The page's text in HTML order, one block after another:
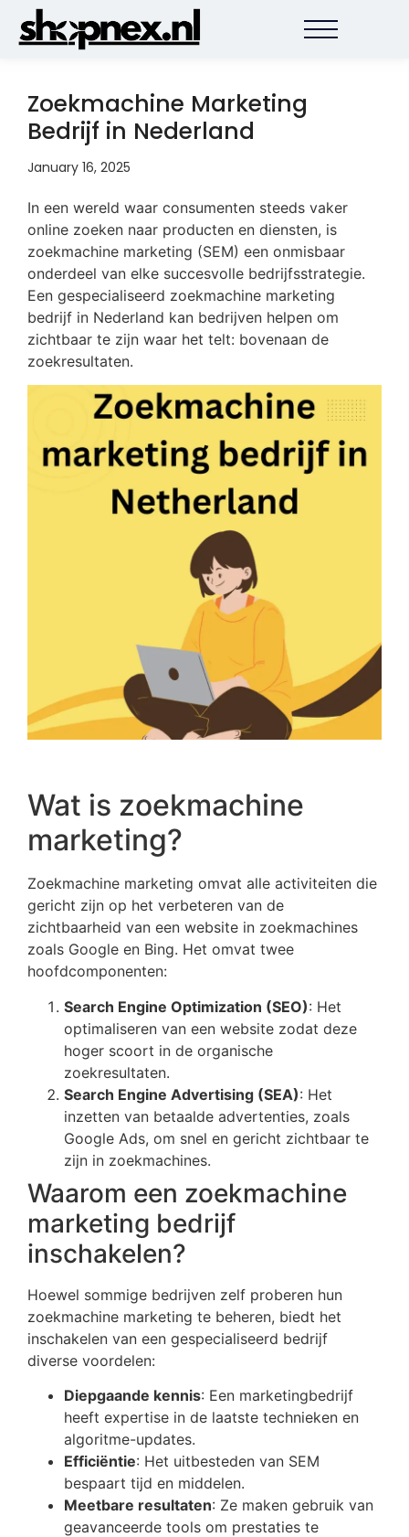
Zoekmachine Marketing
Bedrijf in Nederland
January 16, 2025
In een wereld waar consumenten steeds vaker
online zoeken naar producten en diensten, is
zoekmachine marketing (SEM) een onmisbaar
onderdeel van elke succesvolle bedrijfsstrategie.
Een gespecialiseerd zoekmachine marketing
bedrijf in Nederland kan bedrijven helpen om
zichtbaar te zijn waar het telt: bovenaan de
zoekresultaten.
Wat is zoekmachine
marketing?
Zoekmachine marketing omvat alle activiteiten die
gericht zijn op het verbeteren van de
zichtbaarheid van een website in zoekmachines
zoals Google en Bing. Het omvat twee
hoofdcomponenten:
Search Engine Optimization (SEO): Het
optimaliseren van een website zodat deze
hoger scoort in de organische
zoekresultaten.
Search Engine Advertising (SEA): Het
inzetten van betaalde advertenties, zoals
Google Ads, om snel en gericht zichtbaar te
zijn in zoekmachines.
Waarom een zoekmachine
marketing bedrijf
inschakelen?
Hoewel sommige bedrijven zelf proberen hun
zoekmachine marketing te beheren, biedt het
inschakelen van een gespecialiseerd bedrijf
diverse voordelen:
Diepgaande kennis: Een marketingbedrijf
heeft expertise in de laatste technieken en
algoritme-updates.
Efficiëntie: Het uitbesteden van SEM
bespaart tijd en middelen.
Meetbare resultaten: Ze maken gebruik van
geavanceerde tools om prestaties te